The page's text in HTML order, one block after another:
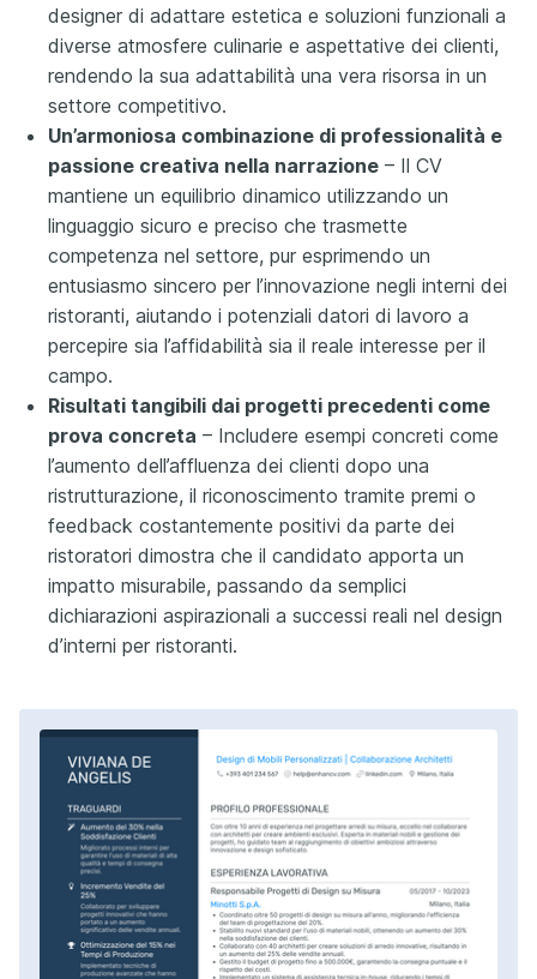
designer di adattare estetica e soluzioni funzionali a
diverse atmosfere culinarie e aspettative dei clienti,
rendendo la sua adattabilità una vera risorsa in un
settore competitivo.
Un’armoniosa combinazione di professionalità e
passione creativa nella narrazione – Il CV
mantiene un equilibrio dinamico utilizzando un
linguaggio sicuro e preciso che trasmette
competenza nel settore, pur esprimendo un
entusiasmo sincero per l’innovazione negli interni dei
ristoranti, aiutando i potenziali datori di lavoro a
percepire sia l’affidabilità sia il reale interesse per il
campo.
Risultati tangibili dai progetti precedenti come
prova concreta – Includere esempi concreti come
l’aumento dell’affluenza dei clienti dopo una
ristrutturazione, il riconoscimento tramite premi o
feedback costantemente positivi da parte dei
ristoratori dimostra che il candidato apporta un
impatto misurabile, passando da semplici
dichiarazioni aspirazionali a successi reali nel design
d’interni per ristoranti.